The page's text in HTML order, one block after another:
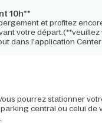
10h**
et profitez
votre départ.(**veuillez
dans l'application
pourrez stationner
central ou celui de